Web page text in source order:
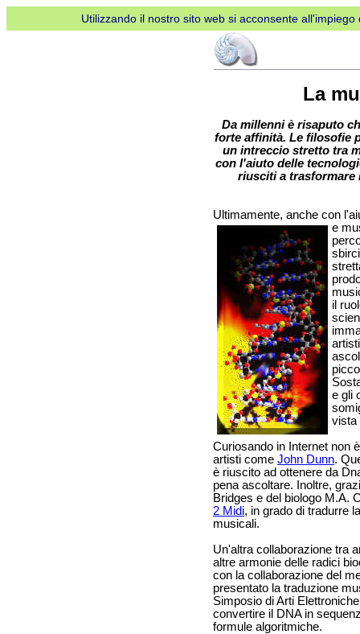
Utilizzando il nostro sito web si acconsente
La
Da millenni è risaputo
forte affinità. Le filosofie
un intreccio stretto tra
con l'aiuto delle
riusciti a trasformare
Ultimamente, anche con
e
il
e gli
vista
Curiosando in Internet non
artisti come John Dunn.
è riuscito ad ottenere da
pena ascoltare. Inoltre,
Bridges e del biologo M.A.
2 Midi, in grado di tradurre
musicali.
Un'altra collaborazione tra
altre armonie delle radici
con la collaborazione del
presentato la traduzione
Simposio di Arti
convertire il DNA in
formule algoritmiche.